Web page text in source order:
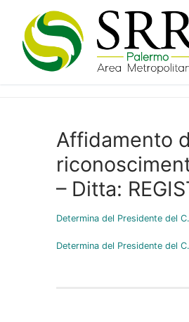
contenuto
Affidamento
– Ditta:
Determina del Presidente del
Determina del Presidente del